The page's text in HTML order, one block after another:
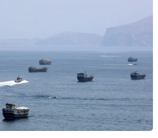
hành giàn phát điện
chịu được bão cấp 17